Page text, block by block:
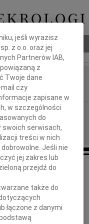
Tatuś, Brat, Stryjek
jeśli wyrazisz
z o.o. oraz jej
Partnerów IAB,
z
Twoje dane
mail czy
zapisane w
w szczególności
do
swoich serwisach,
treści w nich
Jeśli nie
jej zakres lub
przejdź do
także do
łączone z danymi